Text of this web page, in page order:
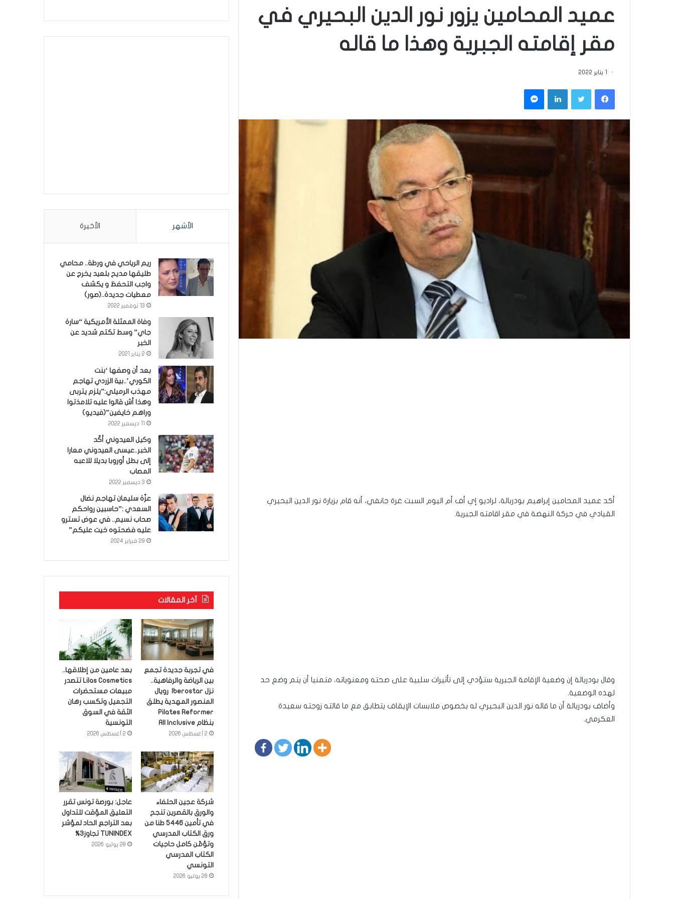
عميد المحامين يزور نور الدين البحيري في
مقر إقامته الجبرية وهذا ما قاله
1 يناير 2022
فيسبوكتويتر لينكدإن ماسنجر
أكد عميد المحامين إبراهيم بودربالة، لراديو إي أف أم اليوم السبت غرة جانفي، أنه قام بزيارة نور الدين البحيري
القيادي في حركة النهضة في مقر اقامته الجبرية.
وقال بودربالة إن وضعية الإقامة الجبرية ستؤدي إلى تأثيرات سلبية على صحته ومعنوياته، متمنيا أن يتم وضع حد
لهذه الوضعية.
وأضاف بودربالة أن ما قاله نور الدين البحيري له بخصوص ملابسات الإيقاف يتطابق مع ما قالته زوجته سعيدة
العكرمي.
الأشهر الأخيرة
ريم الرياحي في ورطة.. محامي
طليقها مديح بلعيد يخرج عن
واجب التحفظ و يكشف
معطيات جديدة..(صور)
13 نوفمبر 2022
وفاة الممثلة الأمريكية “سارة
جاي” وسط تكتم شديد عن
الخبر
2 يناير 2021
بعد أن وصفها ‘بنت
الكوري’..بية الزردي تهاجم
مهذب الرميلي:”يلزم يتربى
وهذا أش قالوا عليه تلامذتوا
وراهم خايفين”(فيديو)
وكيل العيدوني أكّد
الخبر..عيسى العيدوني معارا
إلى بطل أوروبا بديلا للاعبه
المصاب
3 ديسمبر 2022
عزّة سليمان تهاجم نضال
السعدي :”حاسبين رواحكم
صحاب نسيم.. في عوض تسترو
عليه فضحتوه خيت عليكم”
29 فبراير 2024
آخر المقالات
في تجربة جديدة تجمع
بين الرياضة والرفاهية..
نزل Iberostar رويال
المنصور المهدية يطلق
Pilates Reformer
بنظام All Inclusive
2 أغسطس 2026
بعد عامين من إطلاقها..
Lilas Cosmetics تتصدر
مبيعات مستحضرات
التجميل وتكسب رهان
الثقة في السوق
التونسية
2 أغسطس 2026
شركة عجين الحلفاء
والورق بالقصرين تنجح
في تأمين 5446 طنا من
ورق الكتاب المدرسي
وتؤمّن كامل حاجيات
الكتاب المدرسي
التونسي
28 يوليو 2026
عاجل: بورصة تونس تقرر
التعليق المؤقت للتداول
بعد التراجع الحاد لمؤشر
TUNINDEX تجاوز3%
28 يوليو 2026